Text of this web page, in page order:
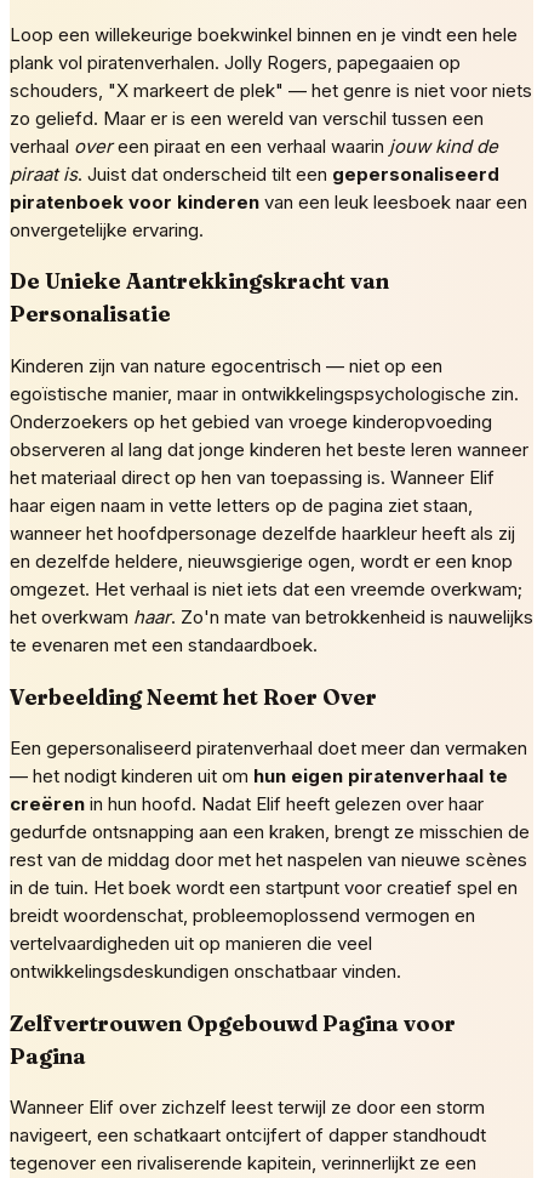
Loop een willekeurige boekwinkel binnen en je vindt een hele
plank vol piratenverhalen. Jolly Rogers, papegaaien op
schouders, "X markeert de plek" — het genre is niet voor niets
zo geliefd. Maar er is een wereld van verschil tussen een
verhaal overeen piraat en een verhaal waarin jouw kind de
piraat is. Juist dat onderscheid tilt een gepersonaliseerd
piratenboek voor kinderen van een leuk leesboek naar een
onvergetelijke ervaring.
De Unieke Aantrekkingskracht van
Personalisatie
Kinderen zijn van nature egocentrisch — niet op een
egoïstische manier, maar in ontwikkelingspsychologische zin.
Onderzoekers op het gebied van vroege kinderopvoeding
observeren al lang dat jonge kinderen het beste leren wanneer
het materiaal direct op hen van toepassing is. Wanneer Elif
haar eigen naam in vette letters op de pagina ziet staan,
wanneer het hoofdpersonage dezelfde haarkleur heeft als zij
en dezelfde heldere, nieuwsgierige ogen, wordt er een knop
omgezet. Het verhaal is niet iets dat een vreemde overkwam;
het overkwam haar. Zo'n mate van betrokkenheid is nauwelijks
te evenaren met een standaardboek.
Verbeelding Neemt het Roer Over
Een gepersonaliseerd piratenverhaal doet meer dan vermaken
— het nodigt kinderen uit om hun eigen piratenverhaal te
creëren in hun hoofd. Nadat Elif heeft gelezen over haar
gedurfde ontsnapping aan een kraken, brengt ze misschien de
rest van de middag door met het naspelen van nieuwe scènes
in de tuin. Het boek wordt een startpunt voor creatief spel en
breidt woordenschat, probleemoplossend vermogen en
vertelvaardigheden uit op manieren die veel
ontwikkelingsdeskundigen onschatbaar vinden.
Zelfvertrouwen Opgebouwd Pagina voor
Pagina
Wanneer Elif over zichzelf leest terwijl ze door een storm
navigeert, een schatkaart ontcijfert of dapper standhoudt
tegenover een rivaliserende kapitein, verinnerlijkt ze een